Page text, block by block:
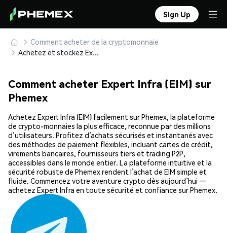
Sign Up
Comment acheter de la cryptomonnaie
Achetez et stockez Expert Infra (EIM) en toute sécurité
Comment acheter Expert Infra (EIM) sur
Phemex
Achetez Expert Infra (EIM) facilement sur Phemex, la plateforme
de crypto-monnaies la plus efficace, reconnue par des millions
d’utilisateurs. Profitez d’achats sécurisés et instantanés avec
des méthodes de paiement flexibles, incluant cartes de crédit,
virements bancaires, fournisseurs tiers et trading P2P,
accessibles dans le monde entier. La plateforme intuitive et la
sécurité robuste de Phemex rendent l’achat de EIM simple et
fluide. Commencez votre aventure crypto dès aujourd’hui —
achetez Expert Infra en toute sécurité et confiance sur Phemex.